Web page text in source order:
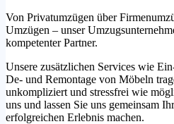
Von Privatumzügen über
Umzügen – unser
kompetenter Partner.
Unsere zusätzlichen Services wie
De- und Remontage von Möbeln
unkompliziert und stressfrei wie
uns und lassen Sie uns gemeinsam
erfolgreichen Erlebnis machen.